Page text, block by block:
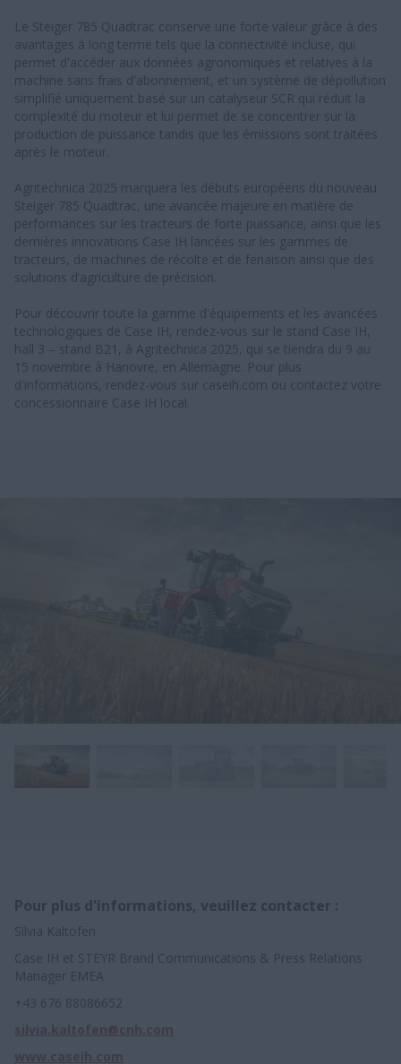
Le Steiger 785 Quadtrac conserve une forte valeur grâce à des
avantages à long terme tels que la connectivité incluse, qui
permet d'accéder aux données agronomiques et relatives à la
machine sans frais d'abonnement, et un système de dépollution
simplifié uniquement basé sur un catalyseur SCR qui réduit la
complexité du moteur et lui permet de se concentrer sur la
production de puissance tandis que les émissions sont traitées
après le moteur.
Agritechnica 2025 marquera les débuts européens du nouveau
Steiger 785 Quadtrac, une avancée majeure en matière de
performances sur les tracteurs de forte puissance, ainsi que les
dernières innovations Case IH lancées sur les gammes de
tracteurs, de machines de récolte et de fenaison ainsi que des
solutions d’agriculture de précision.
Pour découvrir toute la gamme d'équipements et les avancées
technologiques de Case IH, rendez-vous sur le stand Case IH,
hall 3 – stand B21, à Agritechnica 2025, qui se tiendra du 9 au
15 novembre à Hanovre, en Allemagne. Pour plus
d'informations, rendez-vous sur caseih.com ou contactez votre
concessionnaire Case IH local.
Pour plus d'informations, veuillez contacter :
Silvia Kaltofen
Case IH et STEYR Brand Communications & Press Relations
Manager EMEA
+43 676 88086652